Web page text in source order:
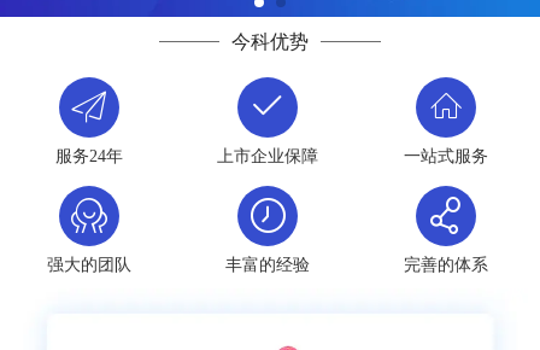
今科优势
服务24年 上市企业保障 一站式服务
强大的团队 丰富的经验 完善的体系